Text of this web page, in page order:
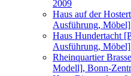
2009
Haus auf der
Ausführung,
Haus Hundertacht
Ausführung,
Rheinquartier
Modell], Bonn-